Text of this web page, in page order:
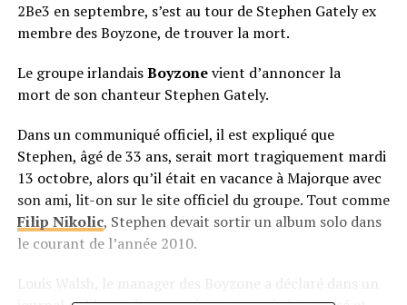
2Be3 en septembre, s’est au tour de Stephen Gately ex
membre des Boyzone, de trouver la mort.
Le groupe irlandaisBoyzonevient d’annoncer la
mort de son chanteur Stephen Gately.
Dans un communiqué officiel, il est expliqué que
Stephen, âgé de 33 ans, serait mort tragiquement mardi
13 octobre, alors qu’il était en vacance à Majorque avec
son ami, lit-on sur le site officiel du groupe. Tout comme
Filip Nikolic, Stephen devait sortir un album solo dans
le courant de l’année 2010.
Louis Walsh, le manager des Boyzone a déclaré dans un